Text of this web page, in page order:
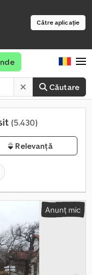
Către aplicație
Căutare
(5.430)
Relevanță
Anunț mic